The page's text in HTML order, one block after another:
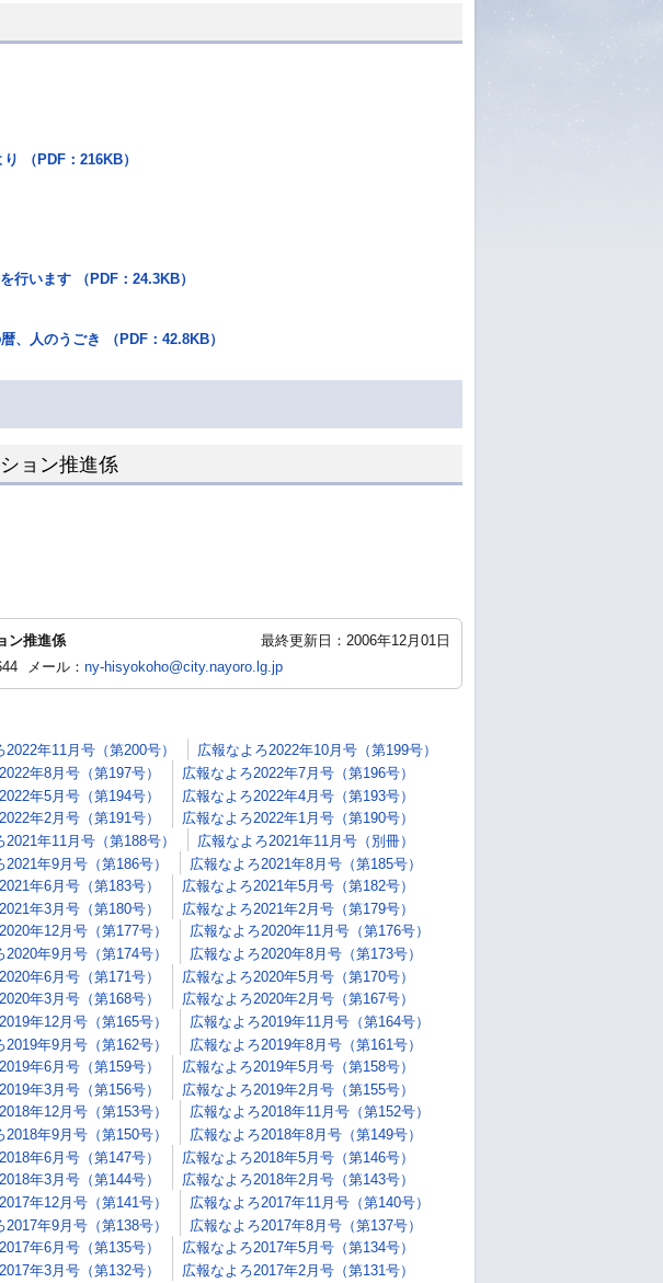
（PDF：216KB）
行います （PDF：24.3KB）
、人のうごき （PDF：42.8KB）
ョン推進係
最終更新日：2006年12月01日
ン推進係
メール： ny-hisyokoho@city.nayoro.lg.jp
2022年11月号（第200号）
広報なよろ2022年10月号（第199号）
年8月号（第197号）
広報なよろ2022年7月号（第196号）
年5月号（第194号）
広報なよろ2022年4月号（第193号）
年2月号（第191号）
広報なよろ2022年1月号（第190号）
2021年11月号（第188号）
広報なよろ2021年11月号（別冊）
2021年9月号（第186号）
広報なよろ2021年8月号（第185号）
年6月号（第183号）
広報なよろ2021年5月号（第182号）
年3月号（第180号）
広報なよろ2021年2月号（第179号）
年12月号（第177号）
広報なよろ2020年11月号（第176号）
2020年9月号（第174号）
広報なよろ2020年8月号（第173号）
年6月号（第171号）
広報なよろ2020年5月号（第170号）
年3月号（第168号）
広報なよろ2020年2月号（第167号）
年12月号（第165号）
広報なよろ2019年11月号（第164号）
2019年9月号（第162号）
広報なよろ2019年8月号（第161号）
年6月号（第159号）
広報なよろ2019年5月号（第158号）
年3月号（第156号）
広報なよろ2019年2月号（第155号）
年12月号（第153号）
広報なよろ2018年11月号（第152号）
2018年9月号（第150号）
広報なよろ2018年8月号（第149号）
年6月号（第147号）
広報なよろ2018年5月号（第146号）
年3月号（第144号）
広報なよろ2018年2月号（第143号）
年12月号（第141号）
広報なよろ2017年11月号（第140号）
2017年9月号（第138号）
広報なよろ2017年8月号（第137号）
年6月号（第135号）
広報なよろ2017年5月号（第134号）
年3月号（第132号）
広報なよろ2017年2月号（第131号）